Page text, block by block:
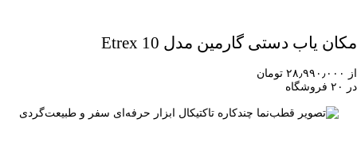
مکان یاب دستی گارمین مدل Etrex 10
از ۲۸٫۹۹۰٫۰۰۰ تومان
در ۲۰ فروشگاه